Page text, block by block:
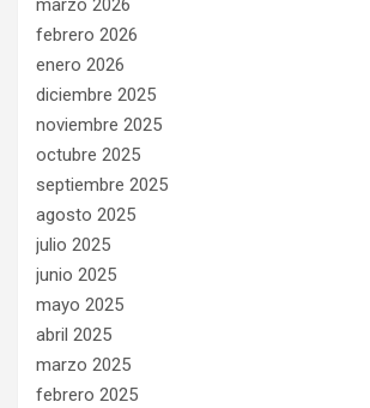
marzo 2026
febrero 2026
enero 2026
diciembre 2025
noviembre 2025
octubre 2025
septiembre 2025
agosto 2025
julio 2025
junio 2025
mayo 2025
abril 2025
marzo 2025
febrero 2025